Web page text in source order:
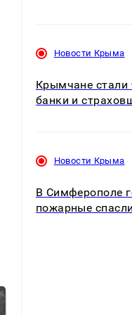
Новости Крыма
Крымчане стали
банки и
Новости Крыма
В Симферополе
пожарные